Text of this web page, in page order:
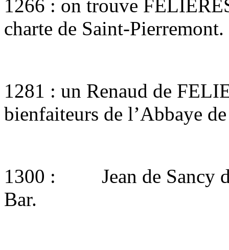
1266 : on trouve
charte de Saint-Pierremont.
1281 : un Renaud de
bienfaiteurs de l’Abbaye
1300 : Jean de Sancy
Bar.